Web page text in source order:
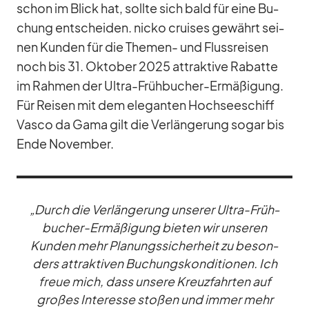
schon im Blick hat, sollte sich bald für eine Bu­
chung ent­schei­den. nicko crui­ses ge­währt sei­
nen Kun­den für die The­men- und Fluss­rei­sen
noch bis 31. Ok­to­ber 2025 at­trak­tive Ra­batte
im Rah­men der Ul­tra-Früh­bu­cher-Er­mä­ßi­gung.
Für Rei­sen mit dem ele­gan­ten Hoch­see­schiff
Vasco da Gama gilt die Ver­län­ge­rung so­gar bis
Ende No­vem­ber.
„Durch die Ver­län­ge­rung un­se­rer Ul­tra-Früh­
bu­cher-Er­mä­ßi­gung bie­ten wir un­se­ren
Kun­den mehr Pla­nungs­si­cher­heit zu be­son­
ders at­trak­ti­ven Bu­chungs­kon­di­tio­nen. Ich
freue mich, dass un­sere Kreuz­fahr­ten auf
gro­ßes In­ter­esse sto­ßen und im­mer mehr